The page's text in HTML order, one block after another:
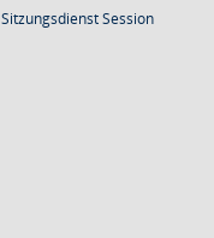
SitzungsdienstSession(Wird in